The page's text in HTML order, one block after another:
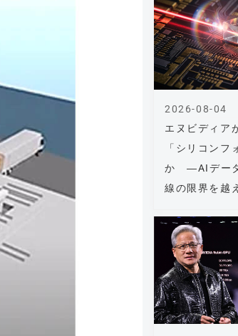
エヌビディア
「シリコンフ
か ―AIデータ
線の限界を越
2026-08-04